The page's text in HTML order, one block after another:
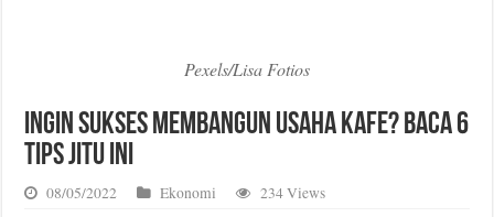
Pexels/Lisa Fotios
Ingin Sukses Membangun Usaha Kafe? Baca 6
Tips Jitu Ini
08/05/2022 Ekonomi 234 Views